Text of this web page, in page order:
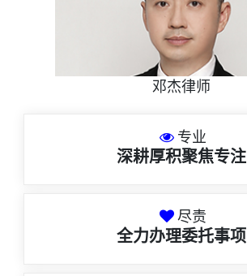
邓杰律师
专业
深耕厚积聚焦专注
尽责
全力办理委托事项